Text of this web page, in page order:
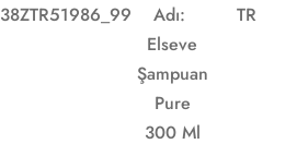
Adı:
Elseve
Şampuan
Pure
300 Ml
TR